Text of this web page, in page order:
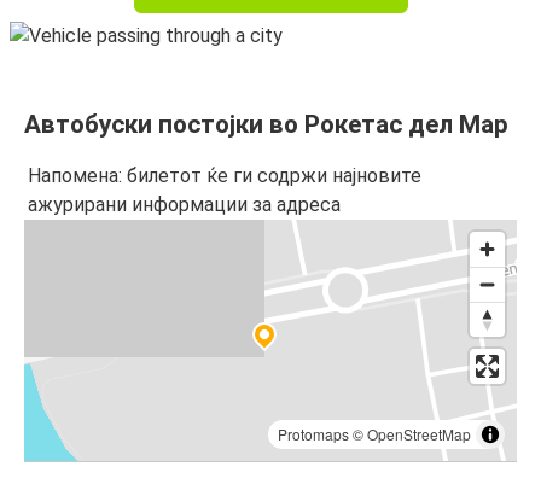
Автобуски постојки во Рокетас дел Мар
Напомена: билетот ќе ги содржи најновите
ажурирани информации за адреса
Protomaps©OpenStreetMap